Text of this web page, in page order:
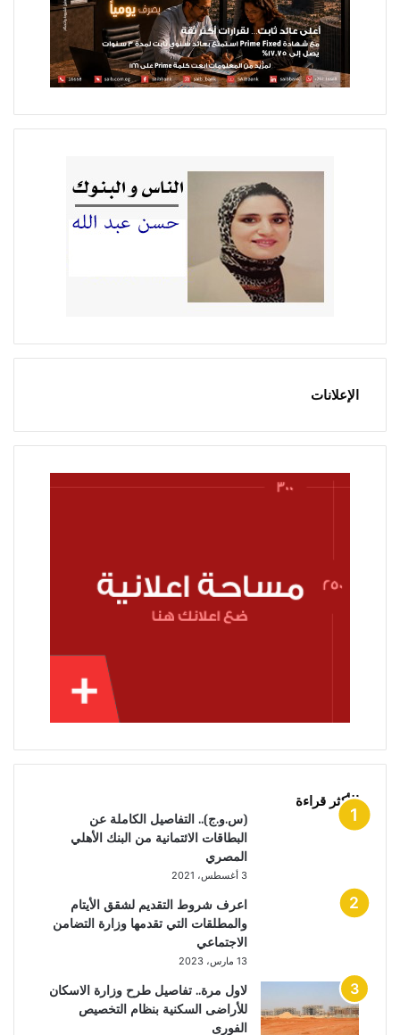
الإعلانات
الأكثر قراءة
(س.و.ج).. التفاصيل الكاملة عن
البطاقات الائتمانية من البنك الأهلي
المصري
3 أغسطس، 2021
اعرف شروط التقديم لشقق الأيتام
والمطلقات التي تقدمها وزارة التضامن
الاجتماعي
13 مارس، 2023
لاول مرة.. تفاصيل طرح وزارة الاسكان
للأراضى السكنية بنظام التخصيص
الفورى